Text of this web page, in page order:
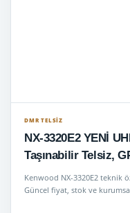
DMR TELSIZ
NX-3320E2 YENİ UHF NEXEDGE - DMR - Analog
Taşınabilir Telsiz,
Takımı
Kenwood NX-3320E2 teknik
Güncel fiyat, stok ve